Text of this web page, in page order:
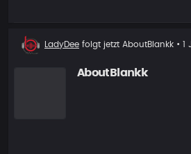
Neuer
Follower
LadyDee folgt jetzt AboutBlankk • 1
AboutBlankk